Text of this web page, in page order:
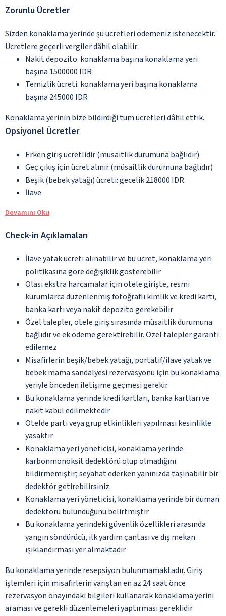
Zorunlu Ücretler
Sizden konaklama yerinde şu ücretleri ödemeniz istenecektir.
Ücretlere geçerli vergiler dâhil olabilir:
Nakit depozito: konaklama başına konaklama yeri
başına 1500000 IDR
Temizlik ücreti: konaklama yeri başına konaklama
başına 245000 IDR
Konaklama yerinin bize bildirdiği tüm ücretleri dâhil ettik.
Opsiyonel Ücretler
Erken giriş ücretlidir (müsaitlik durumuna bağlıdır)
Geç çıkış için ücret alınır (müsaitlik durumuna bağlıdır)
Beşik (bebek yatağı) ücreti: gecelik 218000 IDR.
İlave
Devamını Oku
Check-in Açıklamaları
İlave yatak ücreti alınabilir ve bu ücret, konaklama yeri
politikasına göre değişiklik gösterebilir
Olası ekstra harcamalar için otele girişte, resmi
kurumlarca düzenlenmiş fotoğraflı kimlik ve kredi kartı,
banka kartı veya nakit depozito gerekebilir
Özel talepler, otele giriş sırasında müsaitlik durumuna
bağlıdır ve ek ödeme gerektirebilir. Özel talepler garanti
edilemez
Misafirlerin beşik/bebek yatağı, portatif/ilave yatak ve
bebek mama sandalyesi rezervasyonu için bu konaklama
yeriyle önceden iletişime geçmesi gerekir
Bu konaklama yerinde kredi kartları, banka kartları ve
nakit kabul edilmektedir
Otelde parti veya grup etkinlikleri yapılması kesinlikle
yasaktır
Konaklama yeri yöneticisi, konaklama yerinde
karbonmonoksit dedektörü olup olmadığını
bildirmemiştir; seyahat ederken yanınızda taşınabilir bir
dedektör getirebilirsiniz.
Konaklama yeri yöneticisi, konaklama yerinde bir duman
dedektörü bulunduğunu belirtmiştir
Bu konaklama yerindeki güvenlik özellikleri arasında
yangın söndürücü, ilk yardım çantası ve dış mekan
ışıklandırması yer almaktadır
Bu konaklama yerinde resepsiyon bulunmamaktadır. Giriş
işlemleri için misafirlerin varıştan en az 24 saat önce
rezervasyon onayındaki bilgileri kullanarak konaklama yerini
araması ve gerekli düzenlemeleri yaptırması gereklidir.